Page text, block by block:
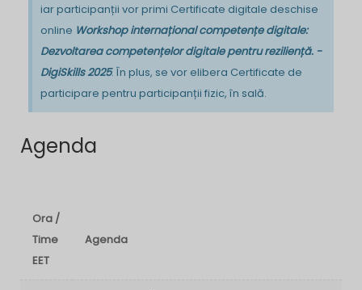
iar participanții vor primi Certificate digitale deschise
online Workshop internațional competențe digitale:
Dezvoltarea competențelor digitale pentru reziliență. -
DigiSkills 2025. În plus, se vor elibera Certificate de
participare pentru participanții fizic, în sală.
Agenda
Ora /
Time
EET
Agenda